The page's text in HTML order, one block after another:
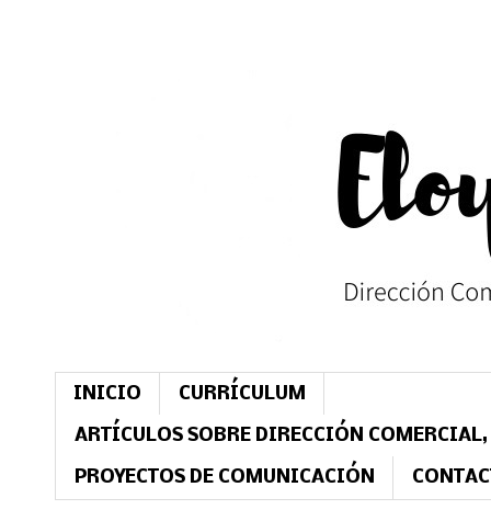
INICIO CURRÍCULUM
ARTÍCULOS SOBRE DIRECCIÓN
PROYECTOS DE COMUNICACIÓN